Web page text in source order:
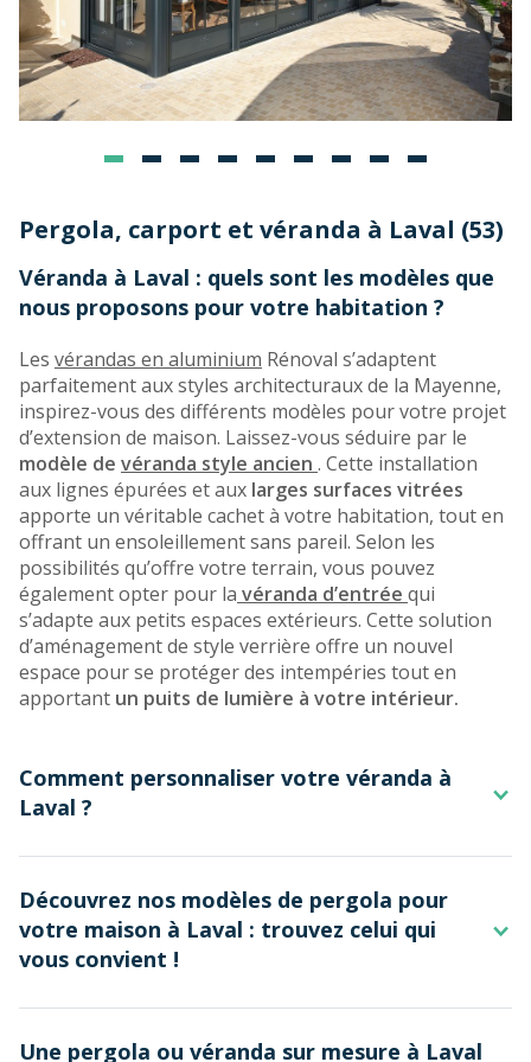
Pergola, carport et véranda à Laval (53)
Véranda à Laval : quels sont les modèles que
nous proposons pour votre habitation ?
Les vérandas en aluminium Rénoval s’adaptent
parfaitement aux styles architecturaux de la Mayenne,
inspirez-vous des différents modèles pour votre projet
d’extension de maison. Laissez-vous séduire par le
modèle de véranda style ancien . Cette installation
aux lignes épurées et aux larges surfaces vitrées
apporte un véritable cachet à votre habitation, tout en
offrant un ensoleillement sans pareil. Selon les
possibilités qu’offre votre terrain, vous pouvez
également opter pour la véranda d’entrée qui
s’adapte aux petits espaces extérieurs. Cette solution
d’aménagement de style verrière offre un nouvel
espace pour se protéger des intempéries tout en
apportant un puits de lumière à votre intérieur.
Comment personnaliser votre véranda à
Laval ?
Pour votre projet de véranda à Laval, la société Rénoval
offre la possibilité de concevoir une installation sur
mesure grâce à de nombreuses options disponibles
Pour vous guider, nos experts professionnels vous
vitrages, équipements et agencement. Dans cette
Découvrez nos modèles de pergola pour
votre maison à Laval : trouvez celui qui
vous convient !
La pergola alu
est une excellente alternative à la
Une pergola ou véranda sur mesure à Laval